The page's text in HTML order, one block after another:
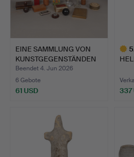
EINE SAMMLUNG VON
KUNSTGEGENSTÄNDEN
(ANZAH…
Beendet 4. Jun 2026
6 Gebote
61 USD
5
337